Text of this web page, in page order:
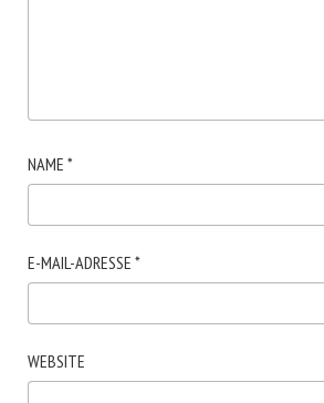
NAME *
E-MAIL-ADRESSE *
WEBSITE